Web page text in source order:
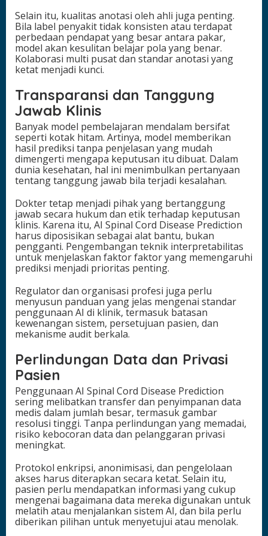
Selain itu, kualitas anotasi oleh ahli juga penting.
Bila label penyakit tidak konsisten atau terdapat
perbedaan pendapat yang besar antara pakar,
model akan kesulitan belajar pola yang benar.
Kolaborasi multi pusat dan standar anotasi yang
ketat menjadi kunci.
Transparansi dan Tanggung
Jawab Klinis
Banyak model pembelajaran mendalam bersifat
seperti kotak hitam. Artinya, model memberikan
hasil prediksi tanpa penjelasan yang mudah
dimengerti mengapa keputusan itu dibuat. Dalam
dunia kesehatan, hal ini menimbulkan pertanyaan
tentang tanggung jawab bila terjadi kesalahan.
Dokter tetap menjadi pihak yang bertanggung
jawab secara hukum dan etik terhadap keputusan
klinis. Karena itu, AI Spinal Cord Disease Prediction
harus diposisikan sebagai alat bantu, bukan
pengganti. Pengembangan teknik interpretabilitas
untuk menjelaskan faktor faktor yang memengaruhi
prediksi menjadi prioritas penting.
Regulator dan organisasi profesi juga perlu
menyusun panduan yang jelas mengenai standar
penggunaan AI di klinik, termasuk batasan
kewenangan sistem, persetujuan pasien, dan
mekanisme audit berkala.
Perlindungan Data dan Privasi
Pasien
Penggunaan AI Spinal Cord Disease Prediction
sering melibatkan transfer dan penyimpanan data
medis dalam jumlah besar, termasuk gambar
resolusi tinggi. Tanpa perlindungan yang memadai,
risiko kebocoran data dan pelanggaran privasi
meningkat.
Protokol enkripsi, anonimisasi, dan pengelolaan
akses harus diterapkan secara ketat. Selain itu,
pasien perlu mendapatkan informasi yang cukup
mengenai bagaimana data mereka digunakan untuk
melatih atau menjalankan sistem AI, dan bila perlu
diberikan pilihan untuk menyetujui atau menolak.